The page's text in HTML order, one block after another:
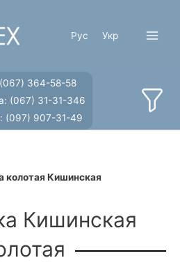
Рус Укр
(067) 364-58-58
(067) 31-31-346
(097) 907-31-49
колотая Кишинская
Кишинская